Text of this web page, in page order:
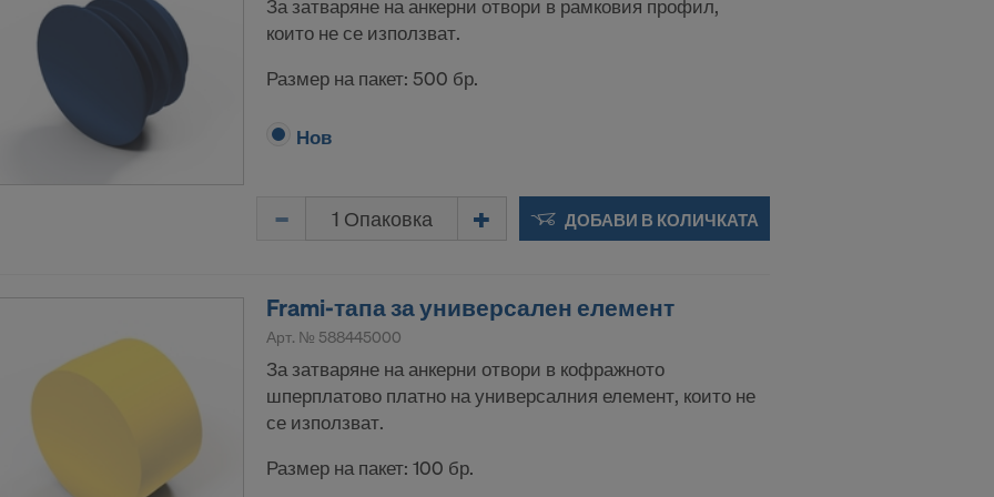
За затваряне на анкерни отвори в рамковия профил,
които не се използват.
Размер на пакет: 500 бр.
Нов
Количество ДОБАВИ В КОЛИЧКАТА
Frami-тапа за универсален елемент
Арт. № 588445000
За затваряне на анкерни отвори в кофражното
шперплатово платно на универсалния елемент, които не
се използват.
Размер на пакет: 100 бр.
ни е Вашето изрично съгласие, за да продължим да предаваме
данни към тези доставчици.
Вашето съгласие по всяко време с действие занапред, като
за бисквитки на уеб сайта.
ЛИ СТЕ С ИЗПОЛЗВАНЕТО НА БИСКВИТКИ И